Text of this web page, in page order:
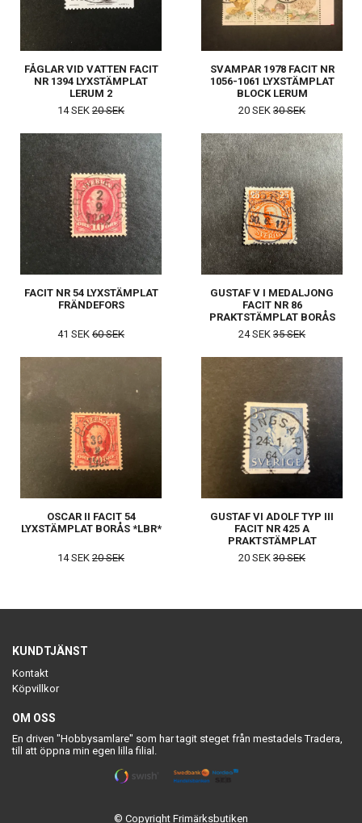
FÅGLAR VID VATTEN FACIT
NR 1394 LYXSTÄMPLAT
LERUM 2
14 SEK 20 SEK
SVAMPAR 1978 FACIT NR
1056-1061 LYXSTÄMPLAT
BLOCK LERUM
20 SEK 30 SEK
FACIT NR 54 LYXSTÄMPLAT
FRÄNDEFORS
41 SEK 60 SEK
GUSTAF V I MEDALJONG
FACIT NR 86
PRAKTSTÄMPLAT BORÅS
24 SEK 35 SEK
OSCAR II FACIT 54
LYXSTÄMPLAT BORÅS *LBR*
14 SEK 20 SEK
GUSTAF VI ADOLF TYP III
FACIT NR 425 A
PRAKTSTÄMPLAT
LJUNGSARP
20 SEK 30 SEK
KUNDTJÄNST
Kontakt
Köpvillkor
OM OSS
En driven "Hobbysamlare" som har tagit steget från mestadels Tradera,
till att öppna min egen lilla filial.
© Copyright Frimärksbutiken